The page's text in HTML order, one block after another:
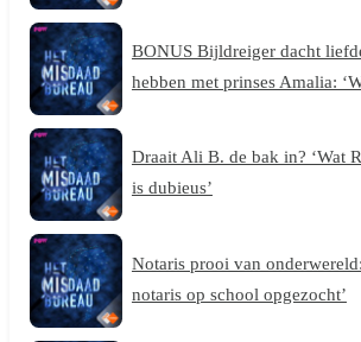
BONUS Bijldreiger dacht
hebben met prinses Amalia:
Draait Ali B. de bak in? ‘Wat
is dubieus’
Notaris prooi van
notaris op school opgezocht’